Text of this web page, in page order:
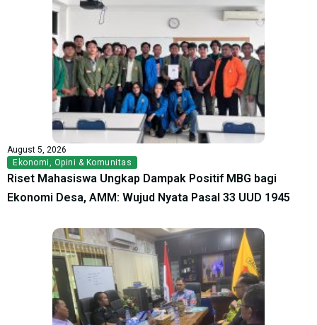
August 5, 2026
Ekonomi, Opini & Komunitas
Riset Mahasiswa Ungkap Dampak Positif MBG bagi
Ekonomi Desa, AMM: Wujud Nyata Pasal 33 UUD 1945